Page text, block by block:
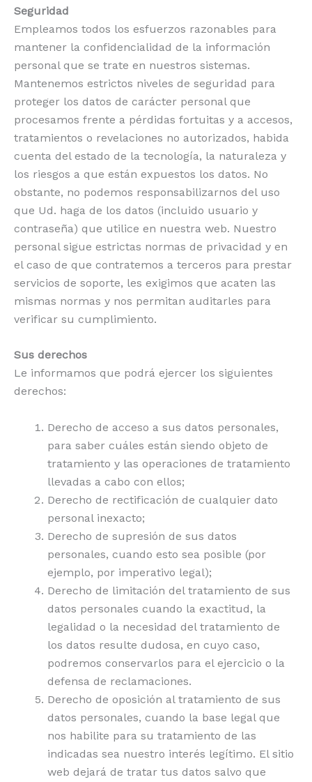
Seguridad
Empleamos todos los esfuerzos razonables para
mantener la confidencialidad de la información
personal que se trate en nuestros sistemas.
Mantenemos estrictos niveles de seguridad para
proteger los datos de carácter personal que
procesamos frente a pérdidas fortuitas y a accesos,
tratamientos o revelaciones no autorizados, habida
cuenta del estado de la tecnología, la naturaleza y
los riesgos a que están expuestos los datos. No
obstante, no podemos responsabilizarnos del uso
que Ud. haga de los datos (incluido usuario y
contraseña) que utilice en nuestra web. Nuestro
personal sigue estrictas normas de privacidad y en
el caso de que contratemos a terceros para prestar
servicios de soporte, les exigimos que acaten las
mismas normas y nos permitan auditarles para
verificar su cumplimiento.
Sus derechos
Le informamos que podrá ejercer los siguientes
derechos:
Derecho de acceso a sus datos personales,
para saber cuáles están siendo objeto de
tratamiento y las operaciones de tratamiento
llevadas a cabo con ellos;
Derecho de rectificación de cualquier dato
personal inexacto;
Derecho de supresión de sus datos
personales, cuando esto sea posible (por
ejemplo, por imperativo legal);
Derecho de limitación del tratamiento de sus
datos personales cuando la exactitud, la
legalidad o la necesidad del tratamiento de
los datos resulte dudosa, en cuyo caso,
podremos conservarlos para el ejercicio o la
defensa de reclamaciones.
Derecho de oposición al tratamiento de sus
datos personales, cuando la base legal que
nos habilite para su tratamiento de las
indicadas sea nuestro interés legítimo. El sitio
web dejará de tratar tus datos salvo que